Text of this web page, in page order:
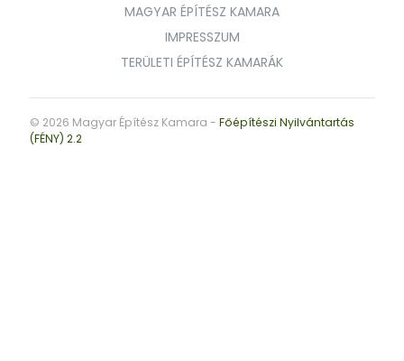
MAGYAR ÉPÍTÉSZ KAMARA
IMPRESSZUM
TERÜLETI ÉPÍTÉSZ KAMARÁK
© 2026 Magyar Építész Kamara - Főépítészi Nyilvántartás
(FÉNY) 2.2